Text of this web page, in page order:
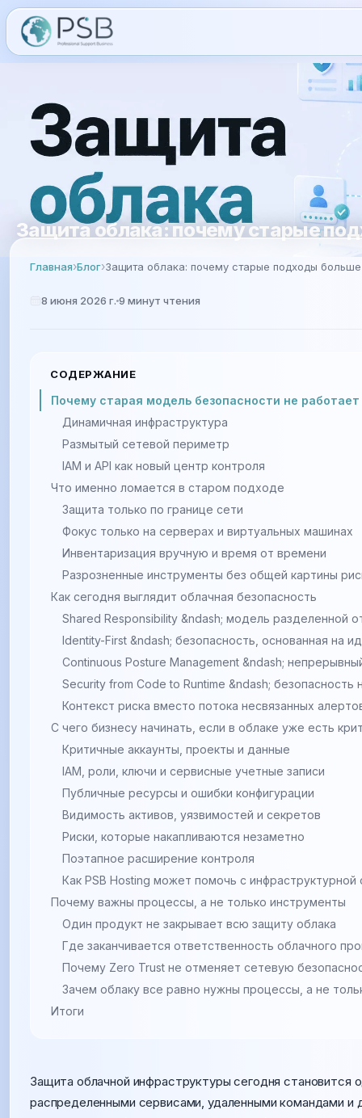
Защита облака: почему старые
Главная Блог Защита облака: почему старые подходы
8 июня 2026 г. 9 минут чтения
СОДЕРЖАНИЕ
Почему старая модель безопасности не работает
Динамичная инфраструктура
Размытый сетевой периметр
IAM и API как новый центр контроля
Что именно ломается в старом подходе
Защита только по границе сети
Фокус только на серверах и виртуальных машинах
Инвентаризация вручную и время от времени
Разрозненные инструменты без общей картины
Как сегодня выглядит облачная безопасность
Shared Responsibility &ndash; модель разделенной
Identity-First &ndash; безопасность, основанная на
Continuous Posture Management &ndash;
Security from Code to Runtime &ndash; безопасность
Контекст риска вместо потока несвязанных
С чего бизнесу начинать, если в облаке уже есть
Критичные аккаунты, проекты и данные
IAM, роли, ключи и сервисные учетные записи
Публичные ресурсы и ошибки конфигурации
Видимость активов, уязвимостей и секретов
Риски, которые накапливаются незаметно
Поэтапное расширение контроля
Как PSB Hosting может помочь с инфраструктурной
Почему важны процессы, а не только инструменты
Один продукт не закрывает всю защиту облака
Где заканчивается ответственность облачного
Почему Zero Trust не отменяет сетевую
Зачем облаку все равно нужны процессы, а не
Итоги
Защита облачной инфраструктуры сегодня становится
распределенными сервисами, удаленными командами